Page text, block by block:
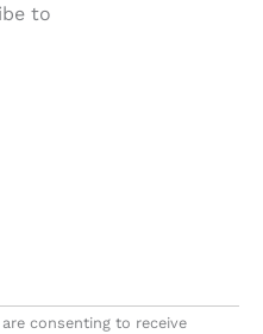
to
consenting to receive